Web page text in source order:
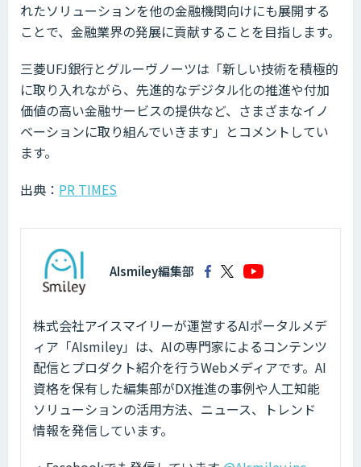
れたソリューションを他の金融機関向けにも展開する
ことで、金融業界の発展に貢献することを目指します。
三菱UFJ銀行とグルーヴノーツは「新しい技術を積極的
に取り入れながら、先進的なデジタル化の推進や付加
価値の高い金融サービスの提供など、さまざまなイノ
ベーションに取り組んでいきます」とコメントしてい
ます。
出典： PR TIMES
AIsmiley編集部
株式会社アイスマイリーが運営するAIポータルメデ
ィア「AIsmiley」は、AIの専門家によるコンテンツ
配信とプロダクト紹介を行うWebメディアです。AI
資格を保有した編集部がDX推進の事例や人工知能
ソリューションの活用方法、ニュース、トレンド
情報を発信しています。